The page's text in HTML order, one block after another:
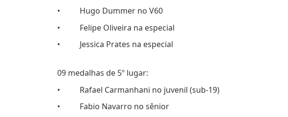
• Hugo Dummer no V60
• Felipe Oliveira na especial
• Jessica Prates na especial
09 medalhas de 5º lugar:
• Rafael Carmanhani no juvenil (sub-19)
• Fabio Navarro no sênior